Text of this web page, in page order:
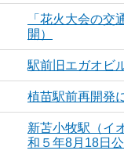
「花火大会の
開）
駅前旧エガオビ
植苗駅前再開発
新苫小牧駅（イ
和５年8月18日公